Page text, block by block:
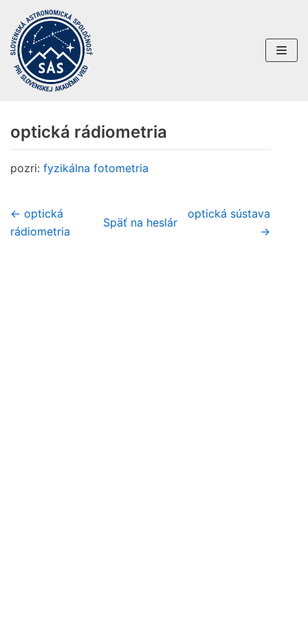
Preskočiť
na
obsah
optická rádiometria
pozri: fyzikálna fotometria
← optická
rádiometria
Späť na heslár
optická sústava
→